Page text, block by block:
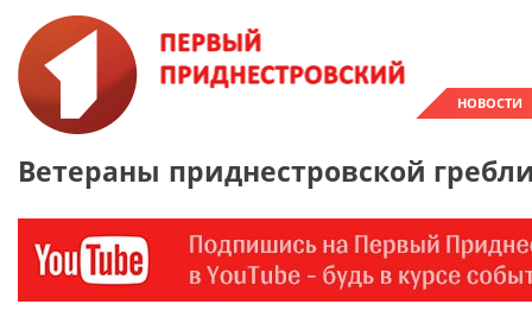
НОВОСТИ
Ветераны приднестровской